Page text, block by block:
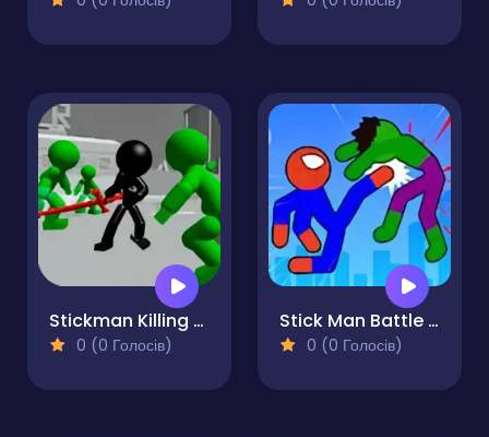
Stickman Killing Zombie 3D
0 (0 Голосів)
Stick Man Battle Fighting
0 (0 Голосів)